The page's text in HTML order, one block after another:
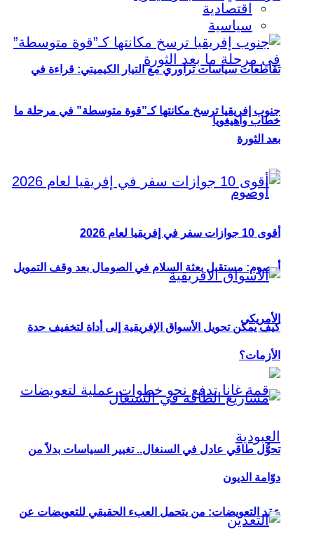
تقاطعات سياسات تراوري مع التيار الكيميتي: قراءة في
خطاب واهيغويا
أوصوم: مستقبل بعثة السلام في الصومال بعد وقف التمويل
الأمريكي
عقد التعويضات: من يتحمل العبء الحقيقي للتعويضات عن
اقتصادية
سياسية
جنوب إفريقيا ترسخ مكانتها كـ”قوة متوسطة” في مرحلة ما
بعد الثورة
أقوى 10 جوازات سفر في إفريقيا لعام 2026
كيف يمكن تحويل الأسواق الإفريقية إلى أداة لتخفيف حدة
الأزمات؟
تحوُّل طاقي عادل في السنغال.. تغيير السياسات بدلاً من
دوّامة الديون